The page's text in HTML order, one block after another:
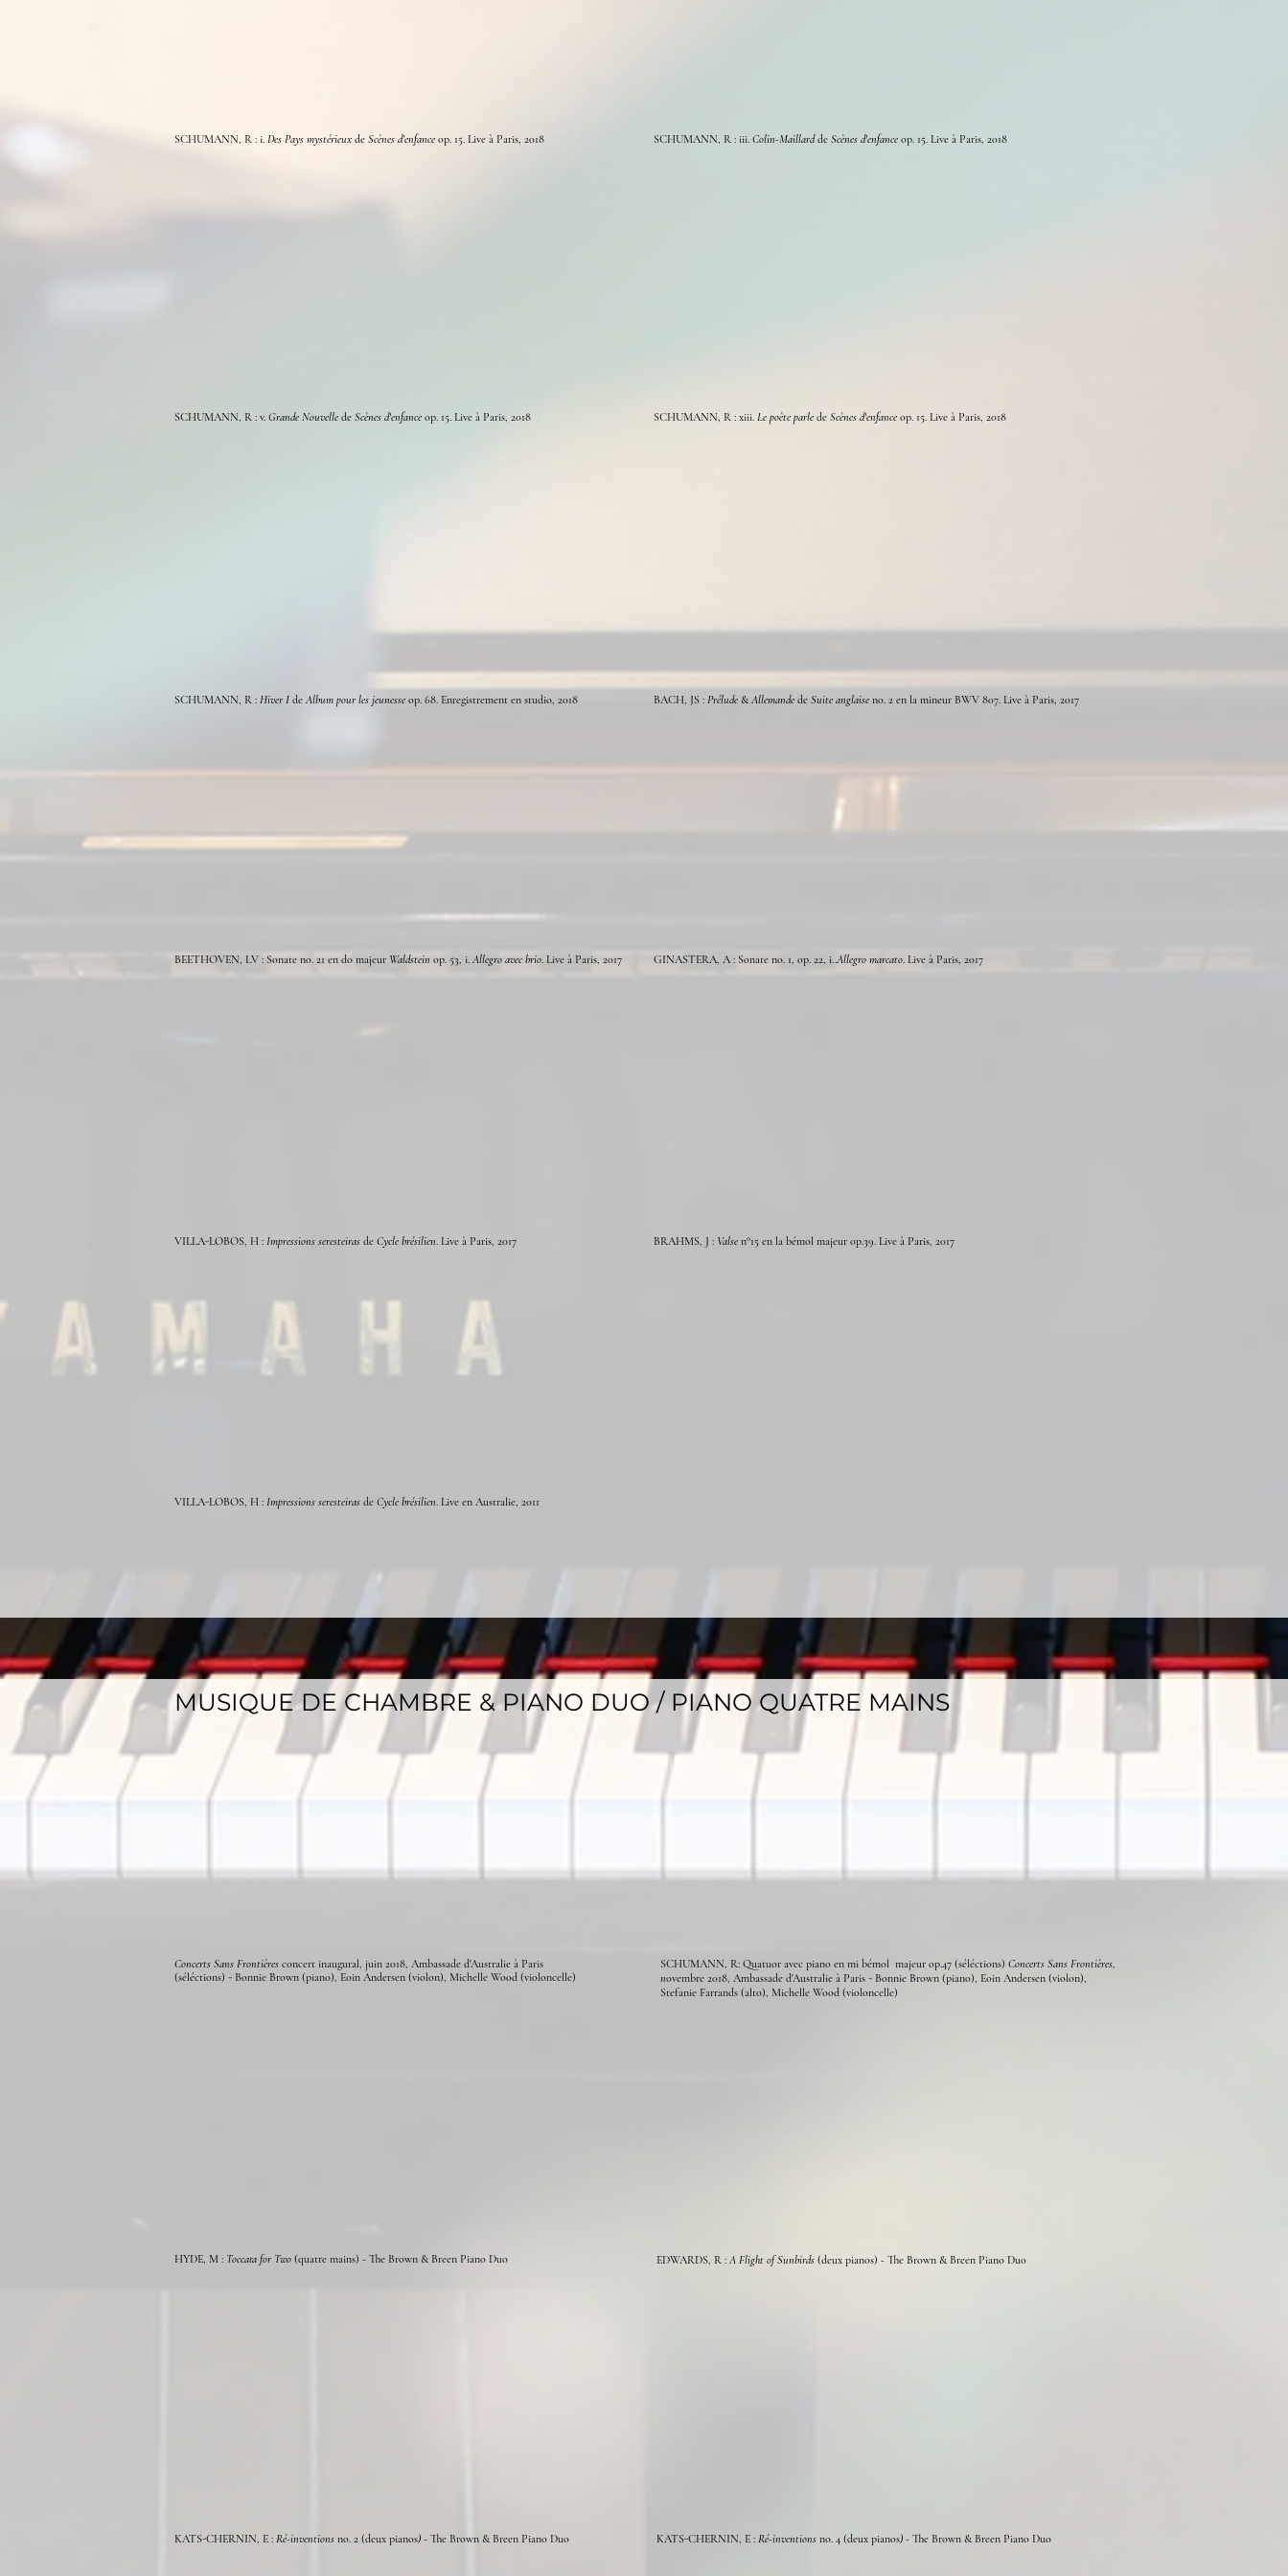
SCHUMANN, R : i. Des Pays mystérieux de Scènes d'enfance op. 15. Live à Paris, 2018 SCHUMANN, R : iii. Colin-Maillard de Scènes d'enfance op. 15. Live à Paris, 2018
SCHUMANN, R : v. Grande Nouvelle de Scènes d'enfance op. 15. Live à Paris, 2018 SCHUMANN, R : xiii. Le poète parle de Scènes d'enfance op. 15. Live à Paris, 2018
SCHUMANN, R : Hiver I de Album pour les jeunesse op. 68. Enregistrement en studio, 2018
BEETHOVEN, LV : Sonate no. 21 en do majeur Waldstein op. 53, i. Allegro avec brio. Live à Paris, 2017
BACH, JS : Prélude &Allemande de Suite anglaise no. 2 en la mineur BWV 807. Live à Paris, 2017
GINASTERA, A : Sonate no. 1, op. 22, i..Allegro marcato. Live à Paris, 2017
VILLA-LOBOS, H : Impressions seresteiras de Cycle brésilien. Live à Paris, 2017 BRAHMS, J : Valse n°15 en la bémol majeur op.39. Live à Paris, 2017
VILLA-LOBOS, H : Impressions seresteiras de Cycle brésilien. Live en Australie, 2011
MUSIQUE DE CHAMBRE & PIANO DUO / PIANO QUATRE MAINS
Concerts Sans Frontières concert inaugural, juin 2018, Ambassade d'Australie à Paris
(séléctions) - Bonnie Brown (piano), Eoin Andersen (violon), Michelle Wood (violoncelle)
SCHUMANN, R: Quatuor avec piano en mi bémol majeur op.47 (séléctions) Concerts Sans Frontières,
novembre 2018, Ambassade d'Australie à Paris - Bonnie Brown (piano), Eoin Andersen (violon),
Stefanie Farrands (alto), Michelle Wood (violoncelle)
HYDE, M : Toccata for Two (quatre mains) - The Brown & Breen Piano Duo EDWARDS, R : A Flight of Sunbirds (deux pianos) - The Brown & Breen Piano Duo
KATS-CHERNIN, E : Ré-inventions no. 2 (deux pianos) - The Brown & Breen Piano Duo KATS-CHERNIN, E : Ré-inventions no. 4 (deux pianos) - The Brown & Breen Piano Duo